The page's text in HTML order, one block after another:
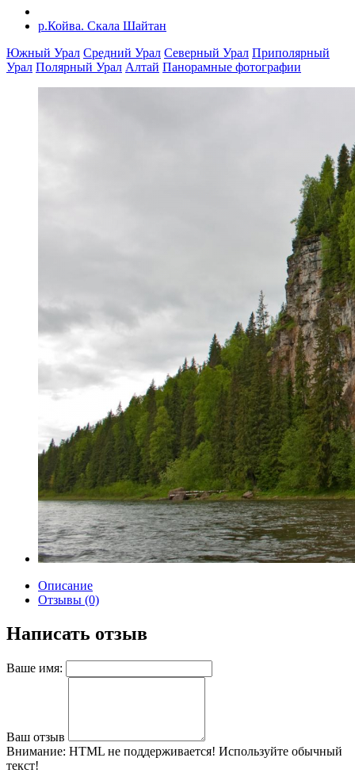
р.Койва. Скала Шайтан
Южный Урал Средний Урал Северный Урал Приполярный
Урал Полярный Урал Алтай Панорамные фотографии
Описание
Отзывы (0)
Написать отзыв
Ваше имя:
Ваш отзыв
Внимание: HTML не поддерживается! Используйте обычный
текст!